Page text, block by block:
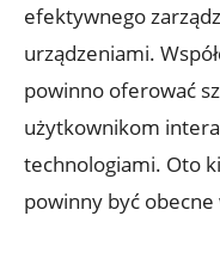
efektywnego
urządzeniami.
powinno oferować
użytkownikom
technologiami. Oto
powinny być